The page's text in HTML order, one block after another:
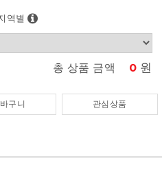
역별
총 상품 금액 0 원
구니 관심상품